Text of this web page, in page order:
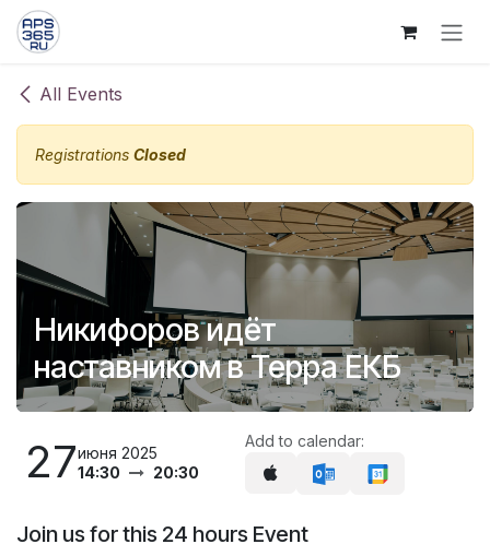
Skip to Content
All Events
Registrations Closed
Никифоров идёт
наставником в Терра ЕКБ
27июня 2025
14:30
20:30
Add to calendar:
Join us for this 24 hours Event